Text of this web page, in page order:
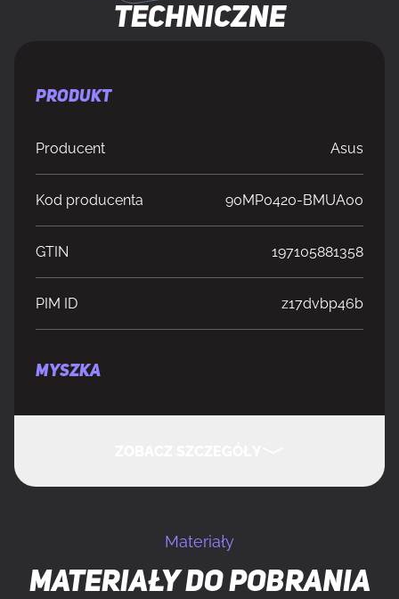
techniczne
PRODUKT
Producent Asus
Kod producenta 90MP0420-BMUA00
GTIN 197105881358
PIM ID z17dvbp46b
MYSZKA
Technologia
Przewodowy i Bezprzewodowy
Materiały
Materiały do pobrania